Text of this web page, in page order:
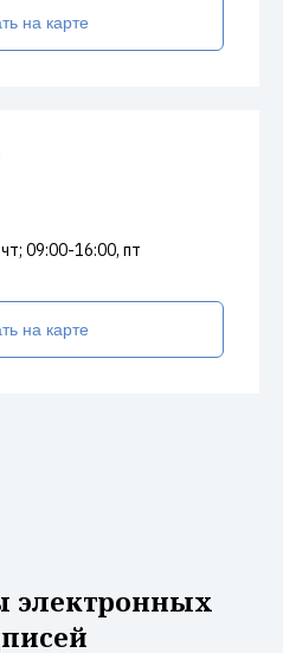
на карте
09:00-16:00, пт
на карте
электронных